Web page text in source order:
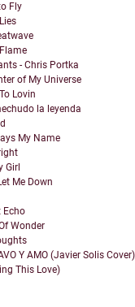
Fly
- Chris Portka
of My Universe
Lovin
la leyenda
My Name
Girl
Me Down
Echo
Wonder
Y AMO (Javier Solis Cover)
This Love)